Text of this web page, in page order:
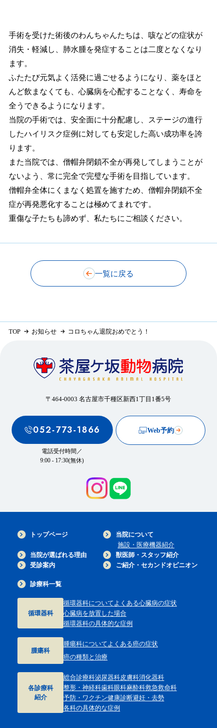
手術を受けた術後のわんちゃんたちは、咳などの症状が
消失・軽減し、肺水腫を発症することは二度となくなり
ます。
ふたたび元気よく活発に過ごせるようになり、薬をほと
んど飲まなくても、心臓病を心配することなく、寿命を
全うできるようになります。
当院の手術では、安全面に十分配慮し、ステージの進行
したハイリスク症例に対しても安定した高い成功率を誇
ります。
また当院では、僧帽弁閉鎖不全が再発してしまうことが
ないよう、常に完全で完璧な手術を目指しています。
僧帽弁全体にくまなく処置を施すため、僧帽弁閉鎖不全
症が再発悪化することは極めてまれです。
重傷な子たちも諦めず、私たちにご相談ください。
一覧に戻る
TOP お知らせ コロちゃん退院おめでとう！
〒464-0003 名古屋市千種区新西1丁目1番5号
052-773-1866
電話受付時間／
9:00 - 17:30(無休)
Web予約
トップページ
当院について
施設・医療機器紹介
当院が選ばれる理由
獣医師・スタッフ紹介
受診案内
ご紹介・セカンドオピニオン
診療科一覧
循環器科
循環器科について よくある心臓病の症状
心臓病を放置した場合
循環器科の具体的な症例
腫瘍科
腫瘍科について よくある癌の症状
癌の種類と治療
各診療科
紹介
総合診療科泌尿器科皮膚科消化器科
整形・神経科歯科眼科麻酔科救急救命科
予防・ワクチン健康診断避妊・去勢
各科の具体的な症例